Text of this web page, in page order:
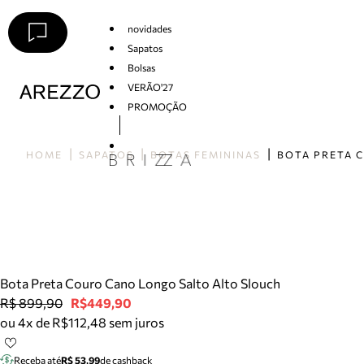
novidades
Sapatos
Bolsas
VERÃO'27
PROMOÇÃO
HOME SAPATOS BOTAS FEMININAS
Bota Preta Couro Cano Longo Salto Alto Slouch
R$ 899,90 R$449,90
ou 4x de R$112,48 sem juros
Receba atéR$ 53,99de cashback